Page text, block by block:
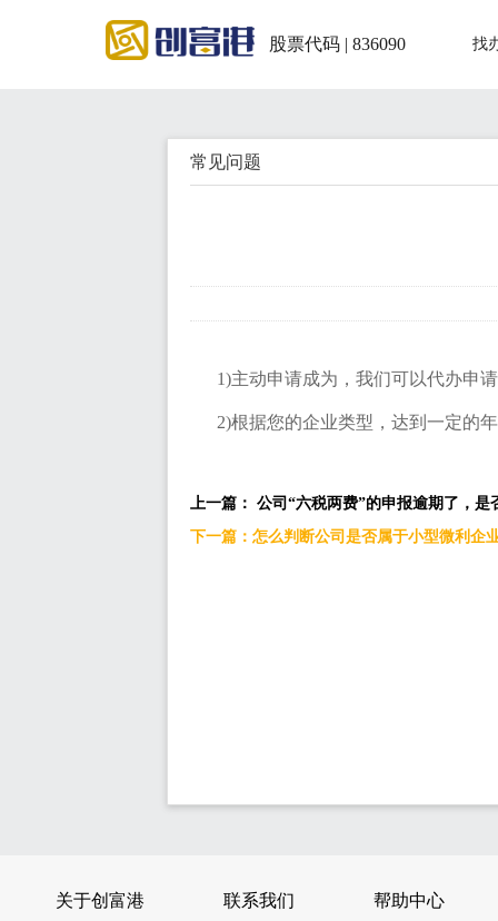
股票代码 | 836090 找
常见问题
1)主动申请成为，我们可以代办申
2)根据您的企业类型，达到一定的
上一篇： 公司“六税两费”的申报逾期了，
下一篇：怎么判断公司是否属于小型微利企
关于创富港
联系我们
帮助中心